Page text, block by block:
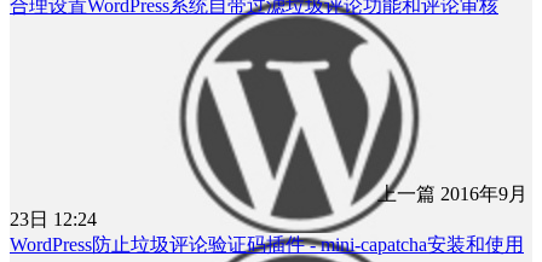
合理设置WordPress系统自带过滤垃圾评论功能和评论审核
上一篇 2016年9月
23日 12:24
WordPress防止垃圾评论验证码插件 - mini-capatcha安装和使用